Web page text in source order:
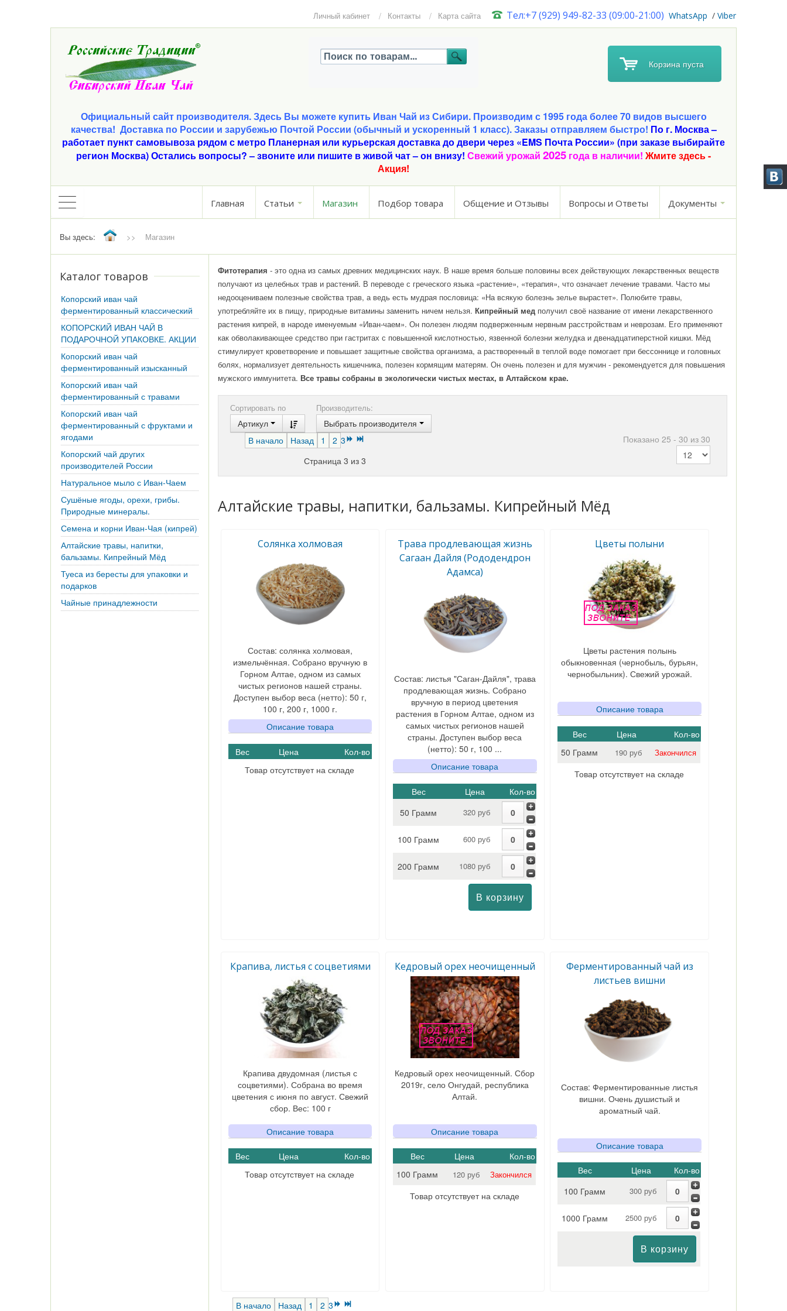
Тел:+7 (929) 949-82-33 (09:00-21:00) WhatsApp / Viber
Личный кабинет Контакты Карта сайта
Корзина пуста
Официальный сайт производителя. Здесь Вы можете купить Иван Чай из Сибири. Производим с 1995 года более 70 видов высшего
качества! Доставка по России и зарубежью Почтой России (обычный и ускоренный 1 класс). Заказы отправляем быстро! По г. Москва –
работает пункт самовывоза рядом с метро Планерная или курьерская доставка до двери через «EMS Почта России» (при заказе выбирайте
регион Москва) Остались вопросы? – звоните или пишите в живой чат – он внизу! Свежий урожай 2025 года в наличии! Жмите здесь -
Акция!
Главная Статьи Магазин Подбор товара Общение и Отзывы Вопросы и Ответы Документы
Вы здесь: >> Магазин
Каталог товаров
Копорский иван чай
ферментированный классический
КОПОРСКИЙ ИВАН ЧАЙ В
ПОДАРОЧНОЙ УПАКОВКЕ. АКЦИИ
Копорский иван чай
ферментированный изысканный
Копорский иван чай
ферментированный с травами
Копорский иван чай
ферментированный с фруктами и
ягодами
Копорский чай других
производителей России
Натуральное мыло с Иван-Чаем
Сушёные ягоды, орехи, грибы.
Природные минералы.
Семена и корни Иван-Чая (кипрей)
Алтайские травы, напитки,
бальзамы. Кипрейный Мёд
Туеса из бересты для упаковки и
подарков
Чайные принадлежности
Фитотерапия - это одна из самых древних медицинских наук. В наше время больше половины всех действующих лекарственных веществ
получают из целебных трав и растений. В переводе с греческого языка «растение», «терапия», что означает лечение травами. Часто мы
недооцениваем полезные свойства трав, а ведь есть мудрая пословица: «На всякую болезнь зелье вырастет». Полюбите травы,
употребляйте их в пищу, природные витамины заменить ничем нельзя. Кипрейный мед получил своё название от имени лекарственного
растения кипрей, в народе именуемым «Иван-чаем». Он полезен людям подверженным нервным расстройствам и неврозам. Его применяют
как обволакивающее средство при гастритах с повышенной кислотностью, язвенной болезни желудка и двенадцатиперстной кишки. Мёд
стимулирует кроветворение и повышает защитные свойства организма, а растворенный в теплой воде помогает при бессоннице и головных
болях, нормализует деятельность кишечника, полезен кормящим матерям. Он очень полезен и для мужчин - рекомендуется для повышения
мужского иммунитета. Все травы собраны в экологически чистых местах, в Алтайском крае.
Сортировать по
Артикул
Производитель:
Выбрать производителя
В начало
Назад 1 2 3
Страница 3 из 3
Показано 25 - 30 из 30
Алтайские травы, напитки, бальзамы. Кипрейный Мёд
Солянка холмовая
Состав: солянка холмовая,
измельчённая. Собрано вручную в
Горном Алтае, одном из самых
чистых регионов нашей страны.
Доступен выбор веса (нетто): 50 г,
100 г, 200 г, 1000 г.
Описание товара
Вес Цена
Кол-во
Товар отсутствует на складе
Трава продлевающая жизнь
Сагаан Дайля (Рододендрон
Адамса)
Состав: листья "Саган-Дайля", трава
продлевающая жизнь. Собрано
вручную в период цветения
растения в Горном Алтае, одном из
самых чистых регионов нашей
страны. Доступен выбор веса
(нетто): 50 г, 100 ...
Описание товара
Вес Цена
Кол-во
50 Грамм
320 руб
100 Грамм 600 руб
200 Грамм 1080 руб
Цветы полыни
Цветы растения полынь
обыкновенная (чернобыль, бурьян,
чернобыльник). Свежий урожай.
Описание товара
Вес Цена
Кол-во
50 Грамм
190 руб Закончился
Товар отсутствует на складе
Крапива, листья c соцветиями
Крапива двудомная (листья с
соцветиями). Собрана во время
цветения с июня по август. Свежий
сбор. Вес: 100 г
Описание товара
Вес Цена
Кол-во
Товар отсутствует на складе
Кедровый орех неочищенный
Кедровый орех неочищенный. Сбор
2019г, село Онгудай, республика
Алтай.
Описание товара
Вес Цена
Кол-во
100 Грамм
120 руб Закончился
Товар отсутствует на складе
Ферментированный чай из
листьев вишни
Состав: Ферментированные листья
вишни. Очень душистый и
ароматный чай.
Описание товара
Вес Цена
Кол-во
100 Грамм
300 руб
1000 Грамм 2500 руб
В начало Назад 1 2 3